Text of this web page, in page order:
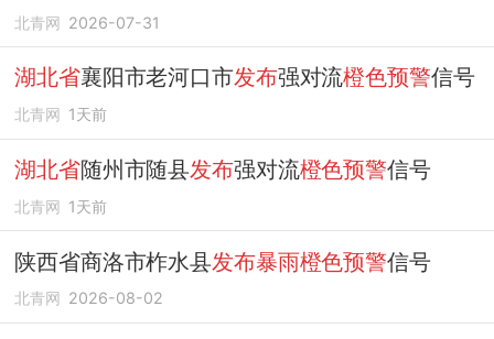
北青网 2026-07-31
湖北省襄阳市老河口市发布强对流橙色预警信号
北青网 1天前
湖北省随州市随县发布强对流橙色预警信号
北青网 1天前
陕西省商洛市柞水县发布暴雨橙色预警信号
北青网 2026-08-02